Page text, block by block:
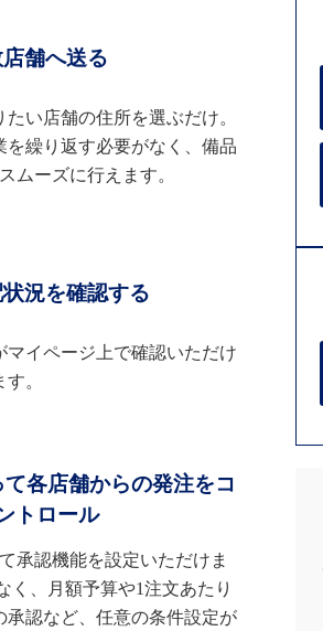
舗へ送る
い店舗の住所を選ぶだけ。
を繰り返す必要がなく、備品
ムーズに行えます。
況を確認する
イページ上で確認いただけ
す。
各店舗からの発注をコ
トロール
承認機能を設定いただけま
く、月額予算や1注文あたり
認など、任意の条件設定が